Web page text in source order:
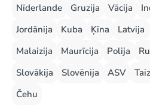
Nīderlande
Gruzija Vācija
Jordānija
Kuba Ķīna Latvija
Malaizija
Maurīcija Polija
Slovākija
Slovēnija ASV
Čehu